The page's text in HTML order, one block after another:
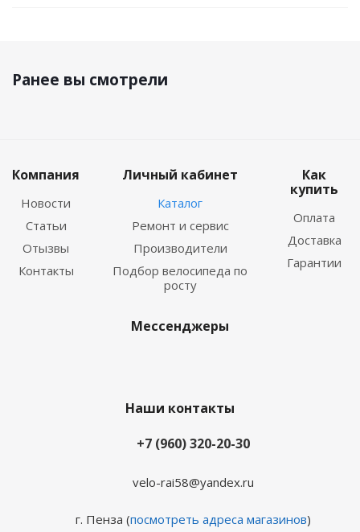
Ранее вы смотрели
Компания
Новости
Статьи
Отызвы
Контакты
Личный кабинет
Каталог
Ремонт и сервис
Производители
Подбор велосипеда по
росту
Как
купить
Оплата
Доставка
Гарантии
Мессенджеры
Наши контакты
+7 (960) 320-20-30
velo-rai58@yandex.ru
г. Пенза (посмотреть адреса магазинов)